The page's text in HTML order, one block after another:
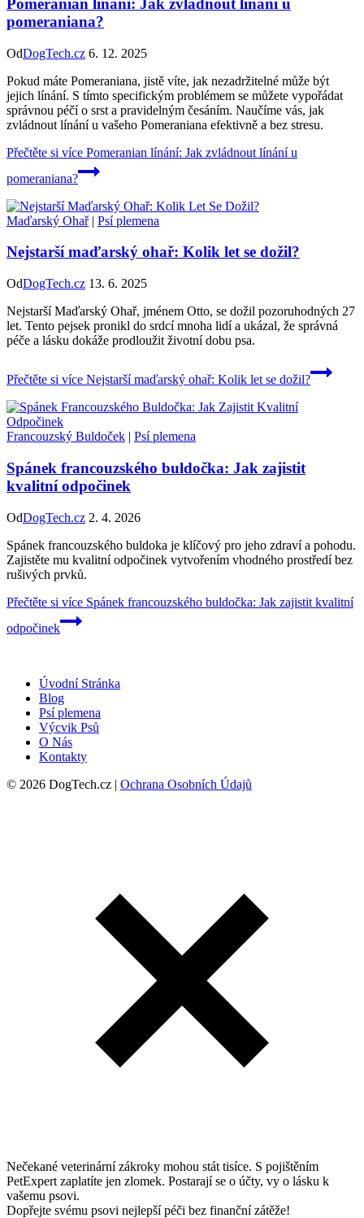
Pomeranian línání: Jak zvládnout línání u
pomeraniana?
OdDogTech.cz 6. 12. 2025
Pokud máte Pomeraniana, jistě víte, jak nezadržitelné může být
jejich línání. S tímto specifickým problémem se můžete vypořádat
správnou péčí o srst a pravidelným česáním. Naučíme vás, jak
zvládnout línání u vašeho Pomeraniana efektivně a bez stresu.
Přečtěte si více Pomeranian línání: Jak zvládnout línání u
pomeraniana?
Maďarský Ohař| Psí plemena
Nejstarší maďarský ohař: Kolik let se dožil?
OdDogTech.cz 13. 6. 2025
Nejstarší Maďarský Ohař, jménem Otto, se dožil pozoruhodných 27
let. Tento pejsek pronikl do srdcí mnoha lidí a ukázal, že správná
péče a lásku dokáže prodloužit životní dobu psa.
Přečtěte si více Nejstarší maďarský ohař: Kolik let se dožil?
Francouzský Buldoček | Psí plemena
Spánek francouzského buldočka: Jak zajistit
kvalitní odpočinek
OdDogTech.cz 2. 4. 2026
Spánek francouzského buldoka je klíčový pro jeho zdraví a pohodu.
Zajistěte mu kvalitní odpočinek vytvořením vhodného prostředí bez
rušivých prvků.
Přečtěte si více Spánek francouzského buldočka: Jak zajistit kvalitní
odpočinek
Úvodní Stránka
Blog
Psí plemena
Výcvik Psů
O Nás
Kontakty
© 2026 DogTech.cz | Ochrana Osobních Údajů
Nečekané veterinární zákroky mohou stát tisíce. S pojištěním
PetExpert zaplatíte jen zlomek. Postarají se o účty, vy o lásku k
vašemu psovi.
Dopřejte svému psovi nejlepší péči bez finanční zátěže!